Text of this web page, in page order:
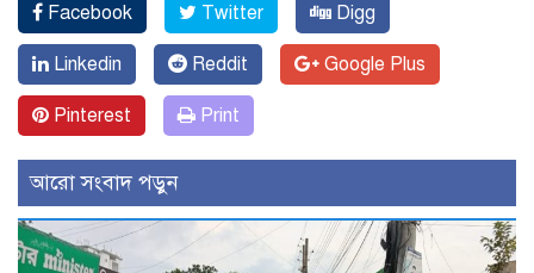
Facebook Twitter Digg
Linkedin Reddit Google Plus
Pinterest Print
আরো সংবাদ পড়ুন